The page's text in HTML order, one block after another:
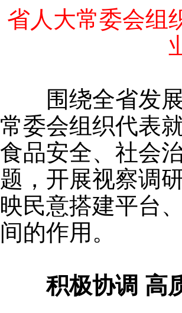
省人大常委会组
围绕全省发展
常委会组织代表
食品安全、社会
题，开展视察调
映民意搭建平台
间的作用。
积极协调 高